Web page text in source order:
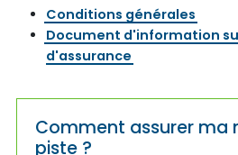
Conditions générales
Document d'information
d'assurance
Comment assurer ma
piste ?